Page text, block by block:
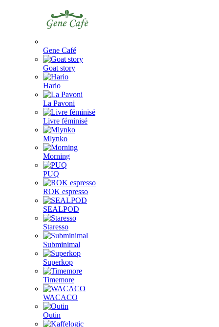
Gene Café
Goat story
Hario
La Pavoni
Livre féminisé
Mlynko
Morning
PUQ
ROK espresso
SEALPOD
Staresso
Subminimal
Superkop
Timemore
WACACO
Outin